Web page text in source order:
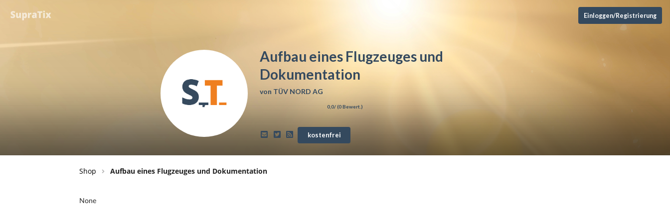
Einloggen/Registrierung
Aufbau eines Flugzeuges und
Dokumentation
von TÜV NORD AG
0,0/ (0Bewert.)
kostenfrei
Shop Aufbau eines Flugzeuges und Dokumentation